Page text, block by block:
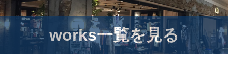
works一覧を見る
works一覧を見る
works一覧を見る
works一覧を見る
works一覧を見る